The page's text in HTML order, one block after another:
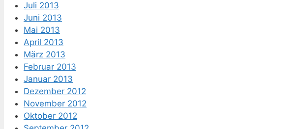
Juli 2013
Juni 2013
Mai 2013
April 2013
März 2013
Februar 2013
Januar 2013
Dezember 2012
November 2012
Oktober 2012